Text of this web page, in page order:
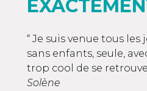
“ Je suis venue tous les
sans enfants, seule,
trop cool de se
Solène